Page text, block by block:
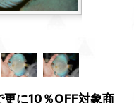
更に10％OFF対象商